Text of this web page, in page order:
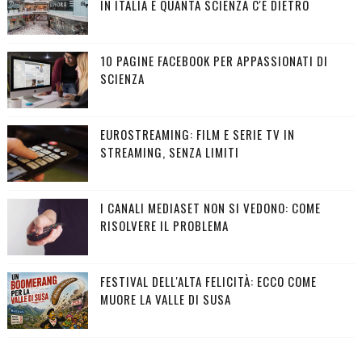
IN ITALIA E QUANTA SCIENZA C'È DIETRO
10 PAGINE FACEBOOK PER APPASSIONATI DI
SCIENZA
EUROSTREAMING: FILM E SERIE TV IN
STREAMING, SENZA LIMITI
I CANALI MEDIASET NON SI VEDONO: COME
RISOLVERE IL PROBLEMA
FESTIVAL DELL'ALTA FELICITÀ: ECCO COME
MUORE LA VALLE DI SUSA